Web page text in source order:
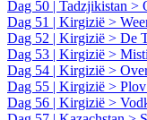
Dag 50 | Tadzjikistan >
Dag 51 | Kirgizië >
Dag 52 | Kirgizië > De
Dag 53 | Kirgizië >
Dag 54 | Kirgizië >
Dag 55 | Kirgizië > Plov
Dag 56 | Kirgizië >